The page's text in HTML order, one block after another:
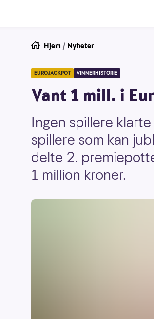
Hjem / Nyheter
EUROJACKPOT VINNERHISTORIE
Vant 1 mill. i
Ingen spillere
spillere som kan
delte 2.
1 million kroner.